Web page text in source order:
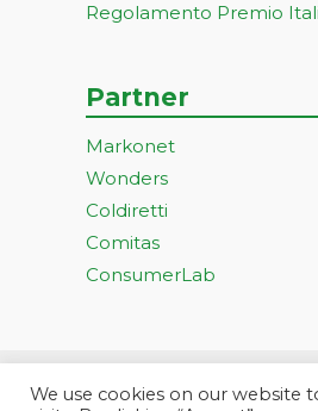
Regolamento Premio
Partner
Markonet
Wonders
Coldiretti
Comitas
ConsumerLab
We use cookies on our website